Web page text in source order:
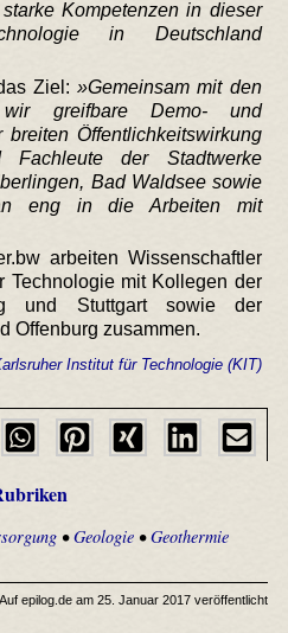
Kompetenzen in dieser
in Deutschland
Ziel: Gemeinsam mit den
wir greifbare Demo- und
Öffentlichkeitswirkung
Fachleute der Stadtwerke
Bad Waldsee sowie
eng in die Arbeiten mit
arbeiten Wissenschaftler
Technologie mit Kollegen der
und Stuttgart sowie der
Offenburg zusammen.
Institut für Technologie (KIT)
•Geologie•Geothermie
Auf epilog.de am 25. Januar 2017 veröffentlicht